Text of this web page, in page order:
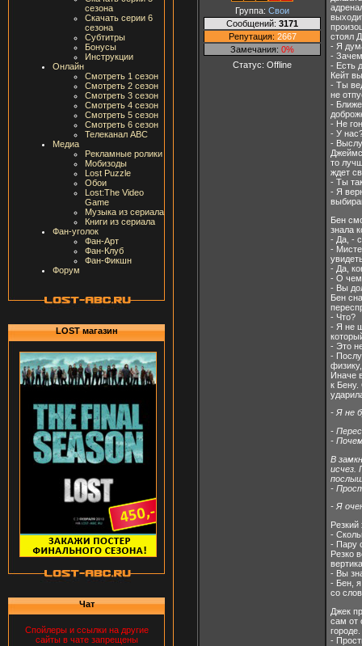
сезона
Скачать серии 6
сезона
Субтитры
Бонусы
Инструкции
Онлайн
Смотреть 1 сезон
Смотреть 2 сезон
Смотреть 3 сезон
Смотреть 4 сезон
Смотреть 5 сезон
Смотреть 6 сезон
Телеканал ABC
Медиа
Рекламные ролики
Мобизоды
Lost Puzzle
Обои
Lost:The Video
Game
Музыка из сериала
Книги из сериала
Фан-уголок
Фан-Арт
Фан-Клуб
Фан-Фикшн
Форум
LOST магазин
Чат
Спойлеры и ссылки на другие
сайты в чате запрещены
Группа: Свои
Сообщений: 3171
Репутация: 2667
Замечания: 0%
Статус: Offline
стоял
- Я
-
- Есть
Кейт
- Ты
не
- Ближе
- Не
- У
-
то
ждет
- Ты
- Я
Бен
знала
- Да, -
-
- Да,
- О чем
- Вы
Бен
- Что?
- Я не
- Это
-
Иначе
к Бену.
- Я не
-
-
В
исчез.
-
- Я
-
- Пару
Резко
- Вы
- Бен,
со
Джек
сам от
городе.
-